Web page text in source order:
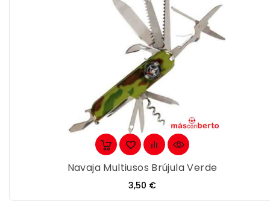
Navaja Multiusos Brújula Verde
Precio
3,50 €